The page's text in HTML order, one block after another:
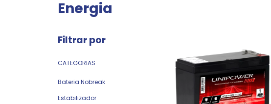
Energia
Filtrar por
CATEGORIAS
Bateria Nobreak
Estabilizador